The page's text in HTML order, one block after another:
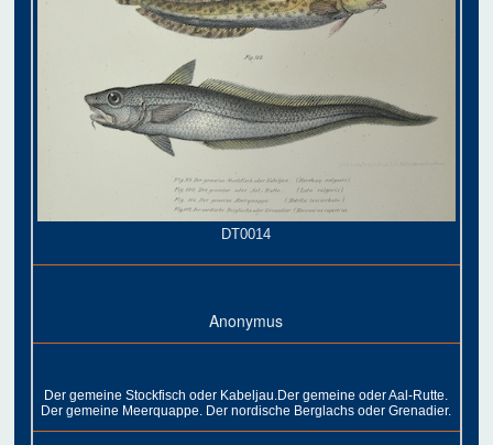
DT0014
Anonymus
Der gemeine Stockfisch oder Kabeljau.Der gemeine oder Aal-Rutte.
Der gemeine Meerquappe. Der nordische Berglachs oder Grenadier.